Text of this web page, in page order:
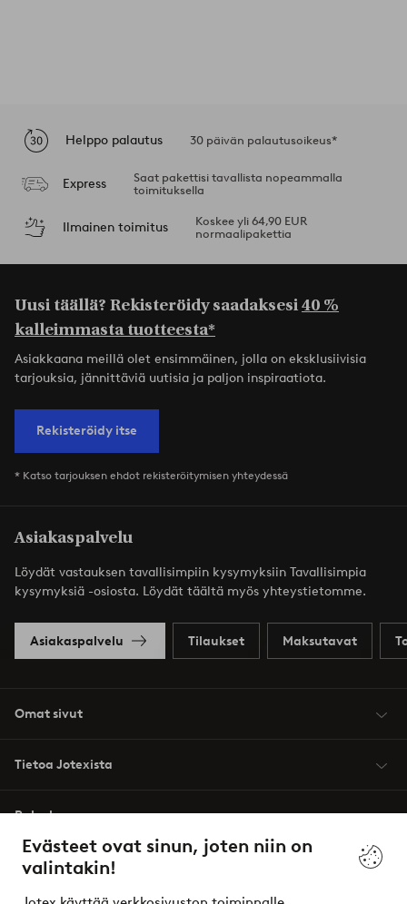
Evästeet ovat sinun, joten niin on
valintakin!
Helppo palautus 30 päivän palautusoikeus*
Express
Saat pakettisi tavallista nopeammalla
toimituksella
Ilmainen toimitus
Koskee yli 64,90 EUR
normaalipakettia
Uusi täällä? Rekisteröidy saadaksesi40 %
kalleimmasta tuotteesta*
Asiakkaana meillä olet ensimmäinen, jolla on eksklusiivisia
tarjouksia, jännittäviä uutisia ja paljon inspiraatiota.
Rekisteröidy itse
* Katso tarjouksen ehdot rekisteröitymisen yhteydessä
Asiakaspalvelu
Löydät vastauksen tavallisimpiin kysymyksiin Tavallisimpia
kysymyksiä -osiosta. Löydät täältä myös yhteystietomme.
Asiakaspalvelu Tilaukset Maksutavat
Omat sivut
Tietoa Jotexista
Palvelumme
Ehdot